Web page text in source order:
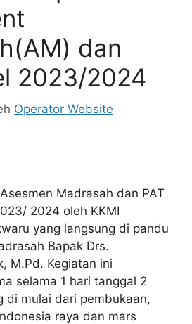
dan
2023/2024
Operator Website
Madrasah dan PAT
2024 oleh KKMI
yang langsung di pandu
Bapak Drs.
M.Pd. Kegiatan ini
selama 1 hari tanggal 2
di mulai dari pembukaan,
raya dan mars